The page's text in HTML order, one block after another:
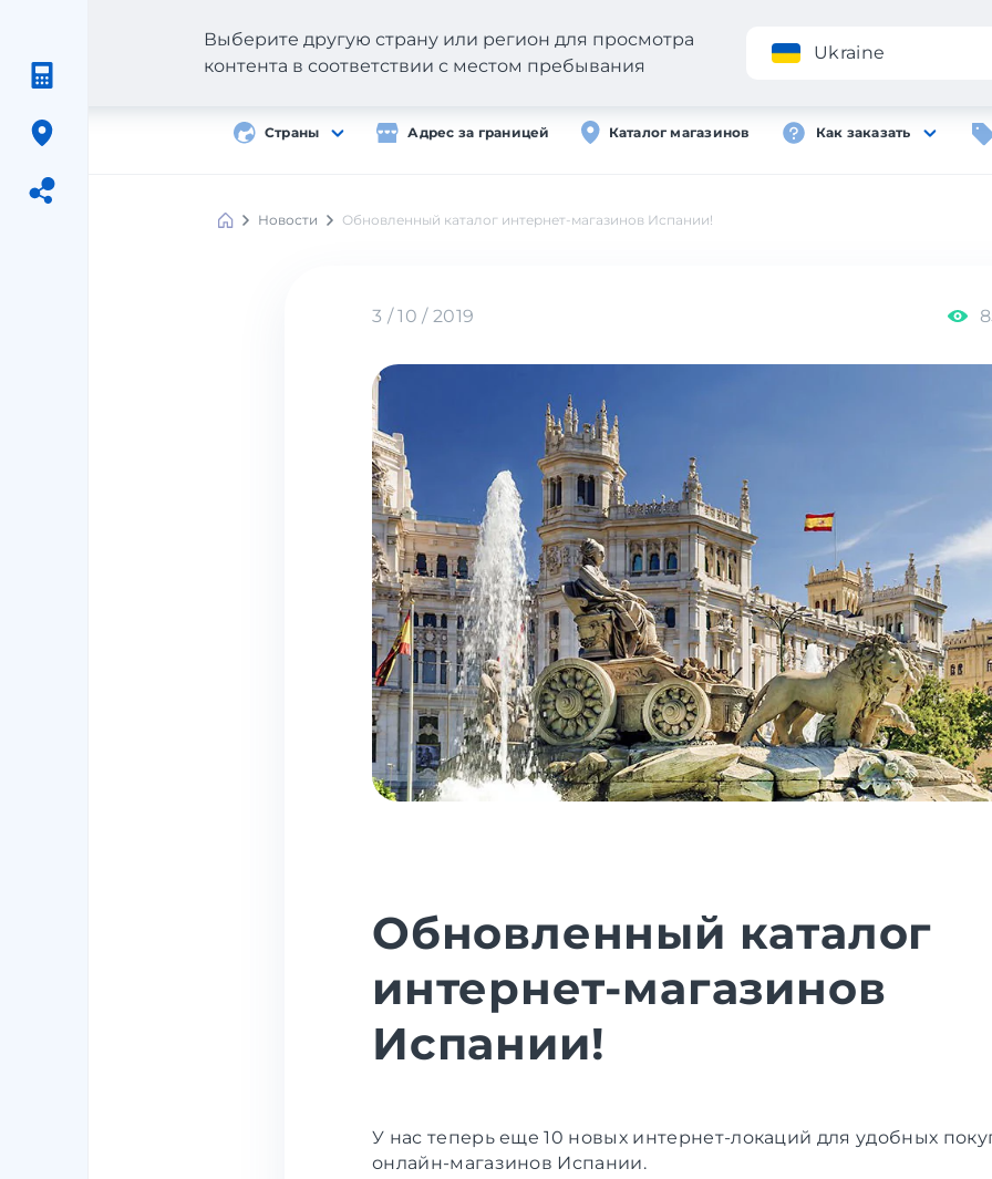
Страны Адрес за границей Каталог магазинов Как заказать
Выберите другую страну или регион для просмотра
контента в соответствии с местом пребывания
Ukraine
Meest
Новости Обновленный каталог интернет-магазинов Испании!
3 / 10 / 2019
Обновленный каталог
интернет-магазинов
Испании!
У нас теперь еще 10 новых интернет-локаций для удобных
онлайн-магазинов Испании.